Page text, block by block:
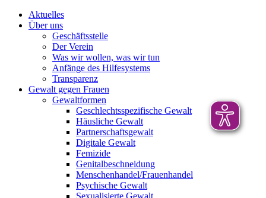
Aktuelles
Über uns
Geschäftsstelle
Der Verein
Was wir wollen, was wir tun
Anfänge des Hilfesystems
Transparenz
Gewalt gegen Frauen
Gewaltformen
Geschlechtsspezifische Gewalt
Häusliche Gewalt
Partnerschaftsgewalt
Digitale Gewalt
Femizide
Genitalbeschneidung
Menschenhandel/Frauenhandel
Psychische Gewalt
Sexualisierte Gewalt